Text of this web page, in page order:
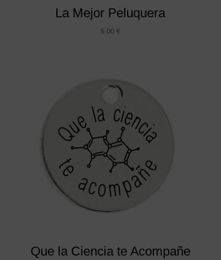
La Mejor Peluquera
5,00 €
Que la Ciencia te Acompañe